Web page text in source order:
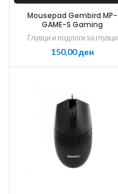
Mousepad Gembird MP-
GAME-S Gaming
Глувци и подлоги за глувци
ден